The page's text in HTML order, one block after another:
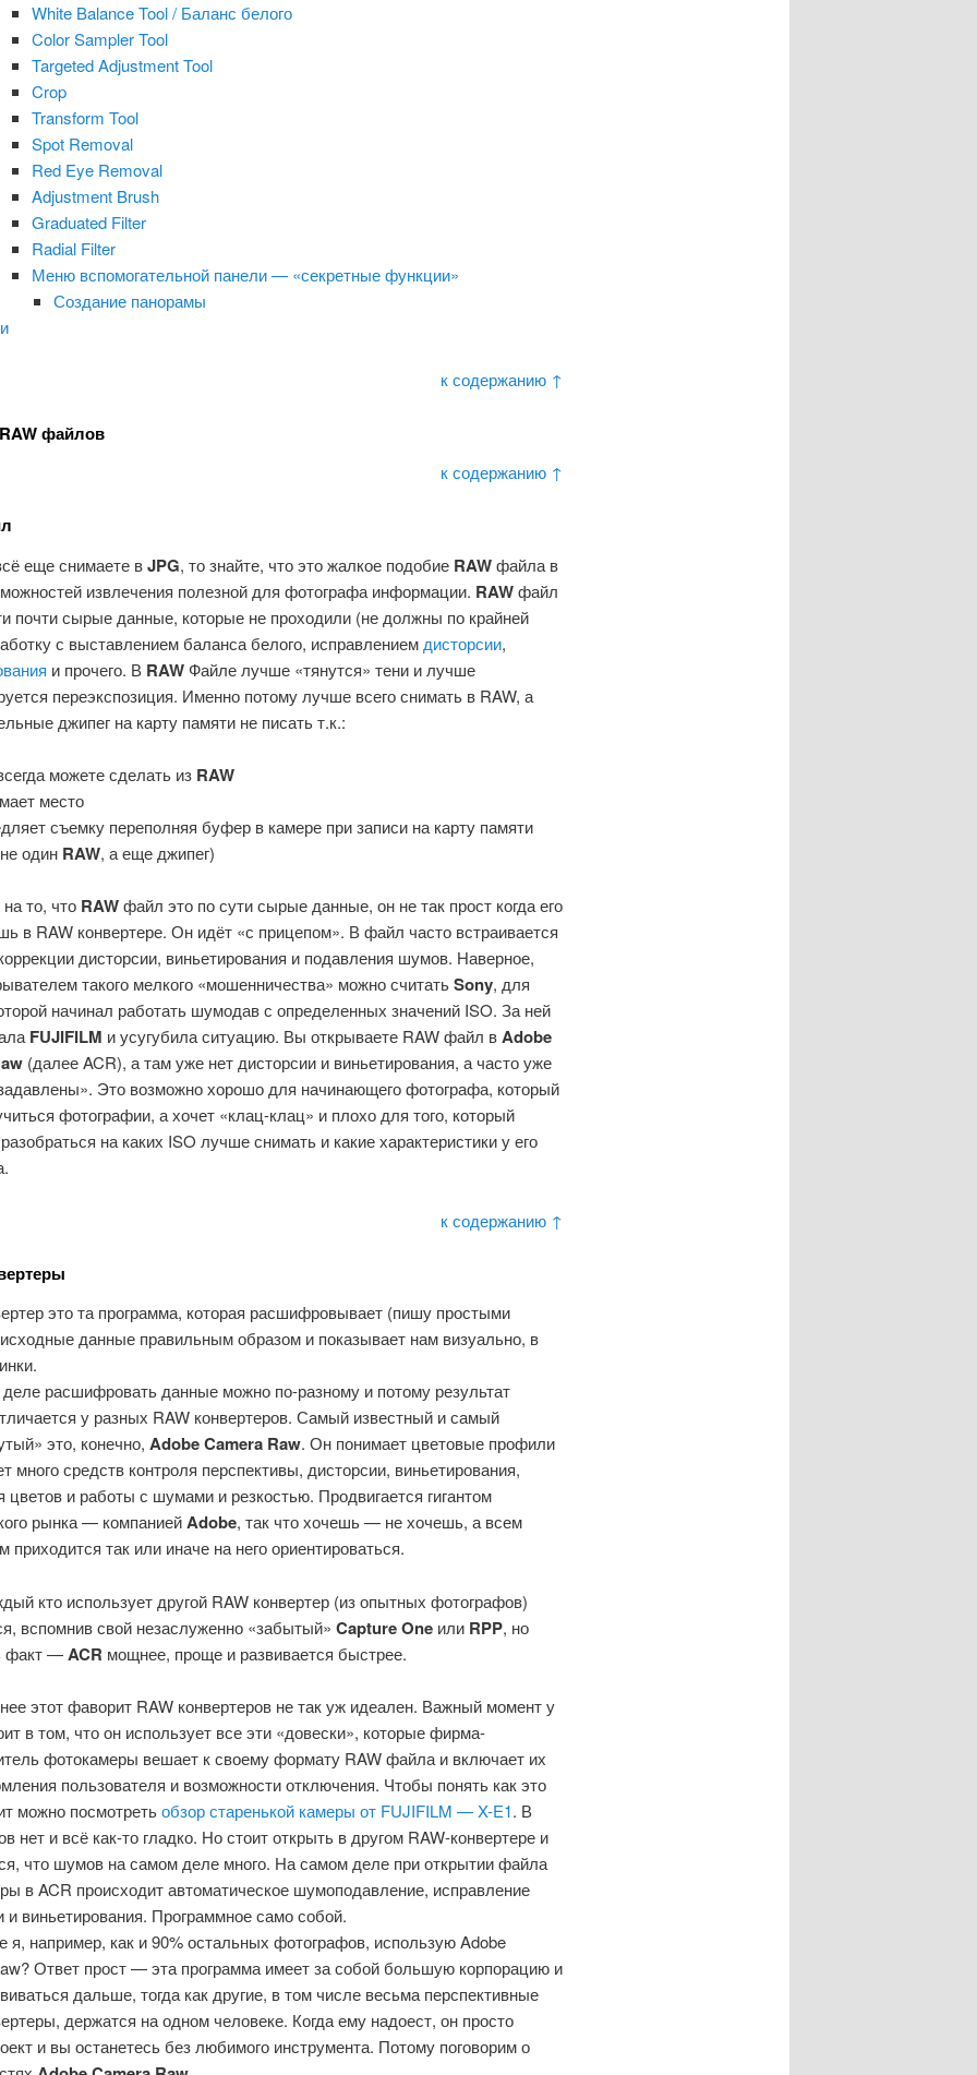
White Balance Tool / Баланс белого
Color Sampler Tool
Targeted Adjustment Tool
Crop
Transform Tool
Spot Removal
Red Eye Removal
Adjustment Brush
Graduated Filter
Radial Filter
Меню вспомогательной панели — «секретные функции»
Создание панорамы
к содержанию ↑
файлов
к содержанию ↑
еще снимаете вJPG, то знайте, что это жалкое подобие RAWфайла в
извлечения полезной для фотографа информации. RAWфайл
почти сырые данные, которые не проходили (не должны по крайней
с выставлением баланса белого, исправлением дисторсии,
и прочего. В RAWФайле лучше «тянутся» тени и лучше
переэкспозиция. Именно потому лучше всего снимать в RAW, а
джипег на карту памяти не писать т.к.:
можете сделать из RAW
место
съемку переполняя буфер в камере при записи на карту памяти
один RAW, а еще джипег)
то, что RAWфайл это по сути сырые данные, он не так прост когда его
в RAW конвертере. Он идёт «с прицепом». В файл часто встраивается
дисторсии, виньетирования и подавления шумов. Наверное,
такого мелкого «мошенничества» можно считатьSony, для
начинал работать шумодав с определенных значений ISO. За ней
FUJIFILM и усугубила ситуацию. Вы открываете RAW файл вAdobe
(далее ACR), а там уже нет дисторсии и виньетирования, а часто уже
Это возможно хорошо для начинающего фотографа, который
фотографии, а хочет «клац-клац» и плохо для того, который
на каких ISO лучше снимать и какие характеристики у его
к содержанию ↑
это та программа, которая расшифровывает (пишу простыми
данные правильным образом и показывает нам визуально, в
расшифровать данные можно по-разному и потому результат
у разных RAW конвертеров. Самый известный и самый
это, конечно, Adobe Camera Raw. Он понимает цветовые профили
много средств контроля перспективы, дисторсии, виньетирования,
цветов и работы с шумами и резкостью. Продвигается гигантом
рынка — компаниейAdobe, так что хочешь — не хочешь, а всем
приходится так или иначе на него ориентироваться.
кто использует другой RAW конвертер (из опытных фотографов)
вспомнив свой незаслуженно «забытый» Capture Oneили RPP, но
факт —ACR мощнее, проще и развивается быстрее.
этот фаворит RAW конвертеров не так уж идеален. Важный момент у
в том, что он использует все эти «довески», которые фирма-
фотокамеры вешает к своему формату RAW файла и включает их
пользователя и возможности отключения. Чтобы понять как это
можно посмотретьобзор старенькой камеры от FUJIFILM — X-E1. В
нет и всё как-то гладко. Но стоит открыть в другом RAW-конвертере и
что шумов на самом деле много. На самом деле при открытии файла
в ACR происходит автоматическое шумоподавление, исправление
и виньетирования. Программное само собой.
я, например, как и 90% остальных фотографов, использую Adobe
Ответ прост — эта программа имеет за собой большую корпорацию и
дальше, тогда как другие, в том числе весьма перспективные
держатся на одном человеке. Когда ему надоест, он просто
и вы останетесь без любимого инструмента. Потому поговорим о